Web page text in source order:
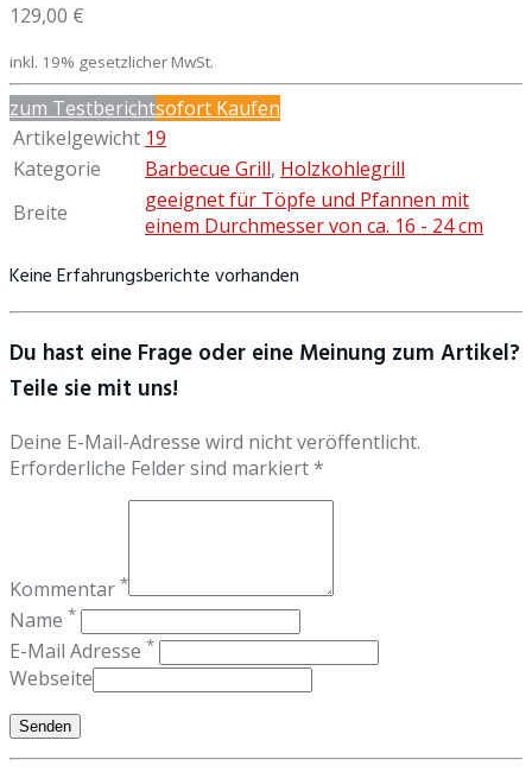
129,00 €
inkl. 19% gesetzlicher MwSt.
zum Testberichtsofort Kaufen
Artikelgewicht 19
Kategorie
Barbecue Grill, Holzkohlegrill
Breite
geeignet für Töpfe und Pfannen mit
einem Durchmesser von ca. 16 - 24 cm
Keine Erfahrungsberichte vorhanden
Du hast eine Frage oder eine Meinung zum Artikel?
Teile sie mit uns!
Deine E-Mail-Adresse wird nicht veröffentlicht.
Erforderliche Felder sind markiert *
Kommentar *
Name *
E-Mail Adresse *
Webseite